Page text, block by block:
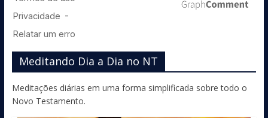
Meditando Dia a Dia no NT
Meditações diárias em uma forma simplificada sobre todo o
Novo Testamento.